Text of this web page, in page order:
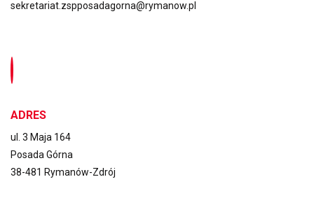
sekretariat.zspposadagorna@rymanow.pl
ADRES
ul. 3 Maja 164
Posada Górna
38-481 Rymanów-Zdrój